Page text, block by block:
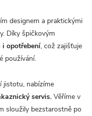
designem a praktickými
Díky špičkovým
opotřebení, což zajišťuje
používání.
jistotu, nabízíme
servis. Věříme v
sloužily bezstarostně po